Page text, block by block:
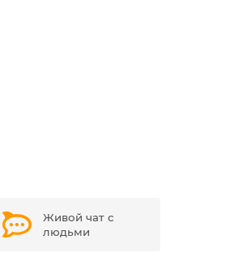
Живой чат с
людьми